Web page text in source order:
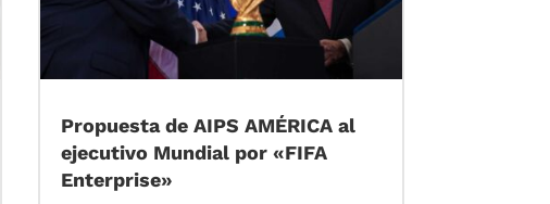
Propuesta de AIPS AMÉRICA al
ejecutivo Mundial por «FIFA
Enterprise»